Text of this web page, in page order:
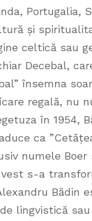
Portugalia,
și
celtică sau
Decebal,
însemna
regală, nu
în 1954,
ca
numele
vest s-a
Bădin
lingvistică